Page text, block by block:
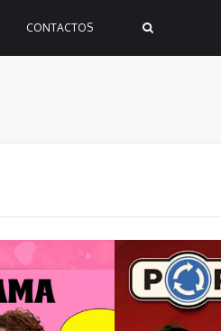
CONTACTOS